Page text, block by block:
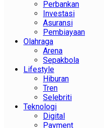
Perbankan
Investasi
Asuransi
Pembiayaan
Olahraga
Arena
Sepakbola
Lifestyle
Hiburan
Tren
Selebriti
Teknologi
Digital
Payment